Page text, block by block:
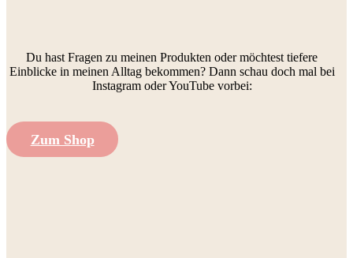
Du hast Fragen zu meinen Produkten oder möchtest tiefere
Einblicke in meinen Alltag bekommen? Dann schau doch mal bei
Instagram oder YouTube vorbei:
Zum Shop